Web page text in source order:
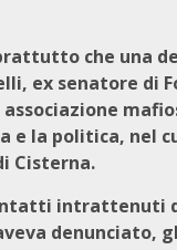
che una
ex senatore di
e la politica, nel
Cisterna.
intrattenuti
denunciato,